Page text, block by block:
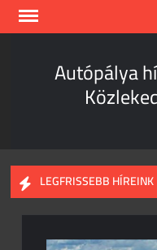
Skip
Autópálya
LEGFRISSEBB HÍREINK
és személyautó